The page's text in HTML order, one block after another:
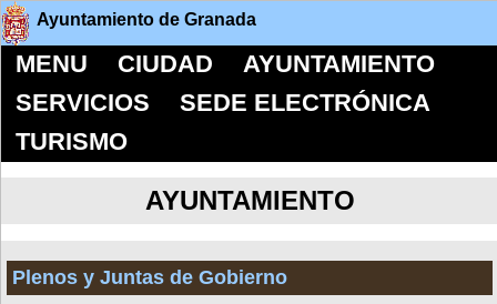
Ayuntamiento de Granada
MENU CIUDAD
AYUNTAMIENTO
SERVICIOS
SEDE ELECTRÓNICA
TURISMO
AYUNTAMIENTO
Plenos y Juntas de Gobierno